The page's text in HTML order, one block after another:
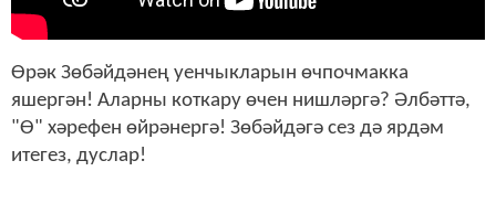
Өрәк Зөбәйдәнең уенчыкларын өчпочмакка
яшергән! Аларны коткару өчен нишләргә? Әлбәттә,
"Ө" хәрефен өйрәнергә! Зөбәйдәгә сез дә ярдәм
итегез, дуслар!